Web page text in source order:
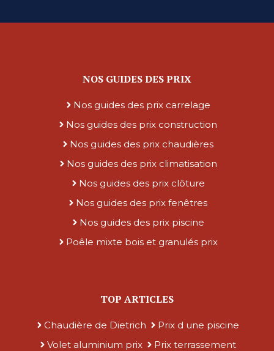
NOS GUIDES DES PRIX
Nos guides des prix carrelage
Nos guides des prix construction
Nos guides des prix chaudières
Nos guides des prix climatisation
Nos guides des prix clôture
Nos guides des prix fenêtres
Nos guides des prix piscine
Poêle mixte bois et granulés prix
TOP ARTICLES
Chaudière de Dietrich
Prix d une piscine
Volet aluminium prix
Prix terrassement